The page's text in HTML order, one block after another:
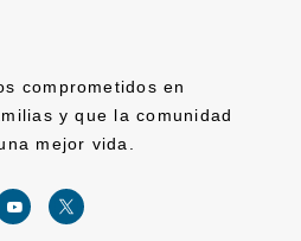
comprometidos en
y que la comunidad
mejor vida.